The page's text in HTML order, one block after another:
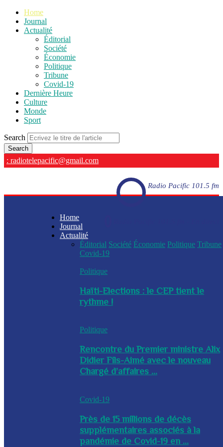
Home
Journal
Actualité
Éditorial
Société
Économie
Politique
Tribune
Covid-19
Dernière Heure
Culture
Monde
Sport
Search
: radiotelepacific@gmail.com
Radio Pacific 101.5 fm
Home
Journal
Actualité
Éditorial Société Économie Politique Tribune
Covid-19
Politique
Haïti-Elections : le CEP tient le
rythme !
Politique
Rencontre du Premier ministre Alix
Didier Fils-Aimé avec le nouveau
Chargé d’affaires ...
Covid-19
Près de 15 millions de décès
supplémentaires associés à la
pandémie de Covid-19 en ...